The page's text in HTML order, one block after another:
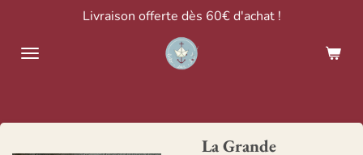
contenu
Livraison offerte dès 60€ d'achat !
La Grande